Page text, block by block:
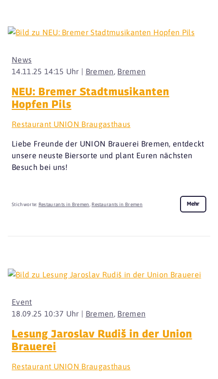
14.11.25 14:15 Uhr | Bremen Bremen
News
NEU: Bremer Stadtmusikanten
Hopfen Pils
Restaurant UNION Braugasthaus
Liebe Freunde der UNION Brauerei Bremen, entdeckt
unsere neuste Biersorte und plant Euren nächsten
Besuch bei uns!
Stichworte: Restaurants in Bremen Restaurants in Bremen Mehr
18.09.25 10:37 Uhr | Bremen, Bremen
Event
Lesung Jaroslav Rudiš in der Union
Brauerei
Restaurant UNION Braugasthaus